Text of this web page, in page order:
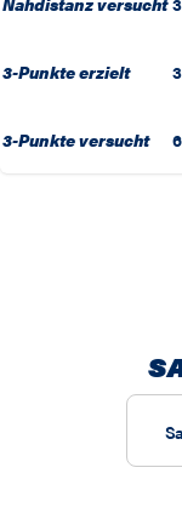
3-Punkte erzielt 3
3-Punkte versucht 6